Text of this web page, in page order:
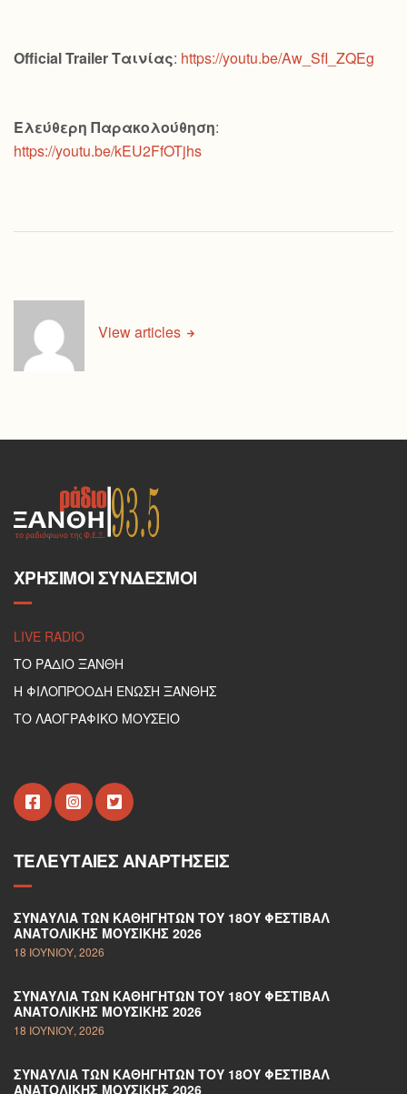
OfficialTrailerΤαινίας: https://youtu.be/Aw_SfI_ZQEg
Ελεύθερη Παρακολούθηση:
https://youtu.be/kEU2FfOTjhs
View articles
ΧΡΉΣΙΜΟΙ ΣΎΝΔΕΣΜΟΙ
LIVE RADIO
ΤΟ ΡΑΔΙΟ ΞΑΝΘΗ
Η ΦΙΛΟΠΡΟΟΔΗ ΕΝΩΣΗ ΞΑΝΘΗΣ
ΤΟ ΛΑΟΓΡΑΦΙΚΟ ΜΟΥΣΕΙΟ
ΤΕΛΕΥΤΑΊΕΣ ΑΝΑΡΤΉΣΕΙΣ
ΣΥΝΑΥΛΊΑ ΤΩΝ ΚΑΘΗΓΗΤΏΝ ΤΟΥ 18ΟΥ ΦΕΣΤΙΒΆΛ
ΑΝΑΤΟΛΙΚΉΣ ΜΟΥΣΙΚΉΣ 2026
18 ΙΟΥΝΊΟΥ, 2026
ΣΥΝΑΥΛΊΑ ΤΩΝ ΚΑΘΗΓΗΤΏΝ ΤΟΥ 18ΟΥ ΦΕΣΤΙΒΆΛ
ΑΝΑΤΟΛΙΚΉΣ ΜΟΥΣΙΚΉΣ 2026
18 ΙΟΥΝΊΟΥ, 2026
ΣΥΝΑΥΛΊΑ ΤΩΝ ΚΑΘΗΓΗΤΏΝ ΤΟΥ 18ΟΥ ΦΕΣΤΙΒΆΛ
ΑΝΑΤΟΛΙΚΉΣ ΜΟΥΣΙΚΉΣ 2026